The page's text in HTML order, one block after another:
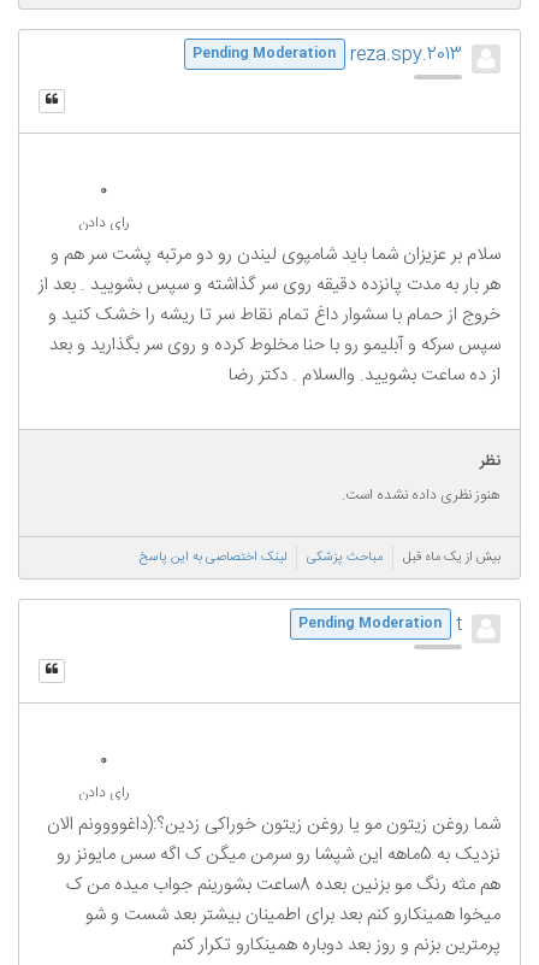
reza.spy.2013
Pending Moderation
0
رای دادن
سلام بر عزیزان شما باید شامپوی لیندن رو دو مرتبه پشت سر هم و
هر بار به مدت پانزده دقیقه روی سر گذاشته و سپس بشویید . بعد از
خروج از حمام با سشوار داغ تمام نقاط سر تا ریشه را خشک کنید و
سپس سرکه و آبلیمو رو با حنا مخلوط کرده و روی سر بگذارید و بعد
از ده ساعت بشویید. والسلام . دکتر رضا
نظر
هنوز نظری داده نشده است.
بیش از یک ماه قبل مباحث پزشکی لینک اختصاصی به این پاسخ
t
Pending Moderation
0
رای دادن
شما روغن زیتون مو یا روغن زیتون خوراکی زدین؟:(داغوووونم الان
نزدیک به 5ماهه این شپشا رو سرمن میگن ک اگه سس مایونز رو
هم مثه رنگ مو بزنین بعده 8ساعت بشورینم جواب میده من ک
میخوا همینکارو کنم بعد برای اطمینان بیشتر بعد شست و شو
پرمترین بزنم و روز بعد دوباره همینکارو تکرار کنم